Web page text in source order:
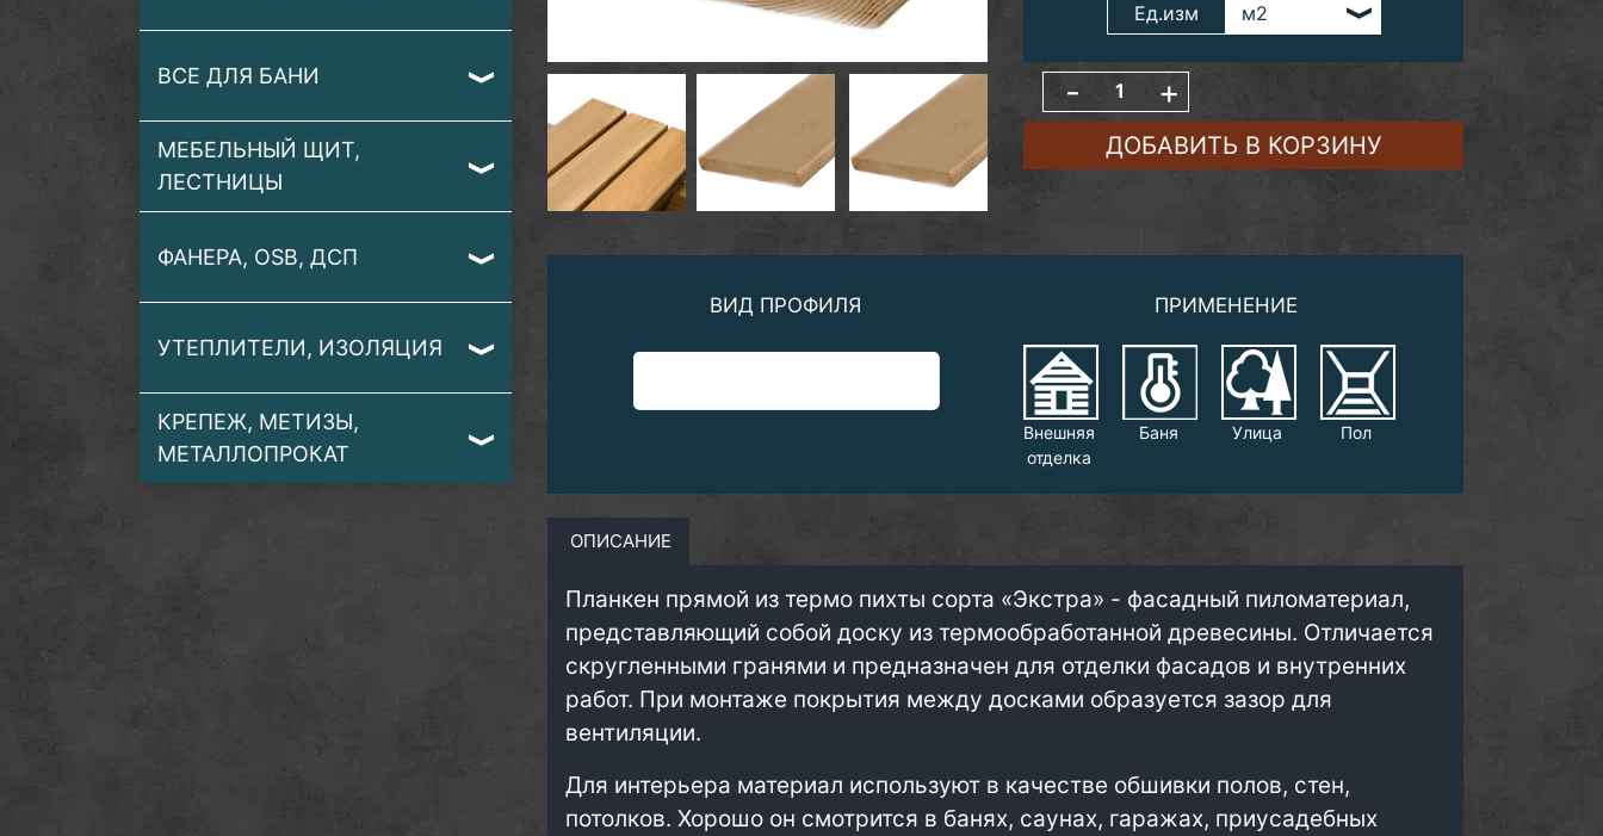
ВСЕ ДЛЯ БАНИ
МЕБЕЛЬНЫЙ ЩИТ,
ЛЕСТНИЦЫ
ФАНЕРА, OSB, ДСП
УТЕПЛИТЕЛИ, ИЗОЛЯЦИЯ
КРЕПЕЖ, МЕТИЗЫ,
МЕТАЛЛОПРОКАТ
Ед.изм
- +
ДОБАВИТЬ В КОРЗИНУ
ВИД ПРОФИЛЯ ПРИМЕНЕНИЕ
Внешняя
отделка
Баня Улица Пол
ОПИСАНИЕ
Планкен прямой из термо пихты сорта «Экстра» - фасадный пиломатериал,
представляющий собой доску из термообработанной древесины. Отличается
скругленными гранями и предназначен для отделки фасадов и внутренних
работ. При монтаже покрытия между досками образуется зазор для
вентиляции.
Для интерьера материал используют в качестве обшивки полов, стен,
потолков. Хорошо он смотрится в банях, саунах, гаражах, приусадебных